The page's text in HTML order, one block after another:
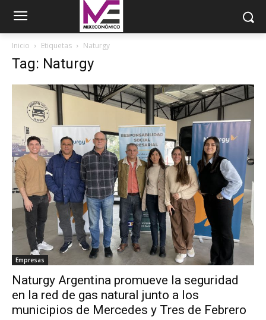
Inicio Etiquetas Naturgy
Tag: Naturgy
Empresas
Naturgy Argentina promueve la seguridad
en la red de gas natural junto a los
municipios de Mercedes y Tres de Febrero